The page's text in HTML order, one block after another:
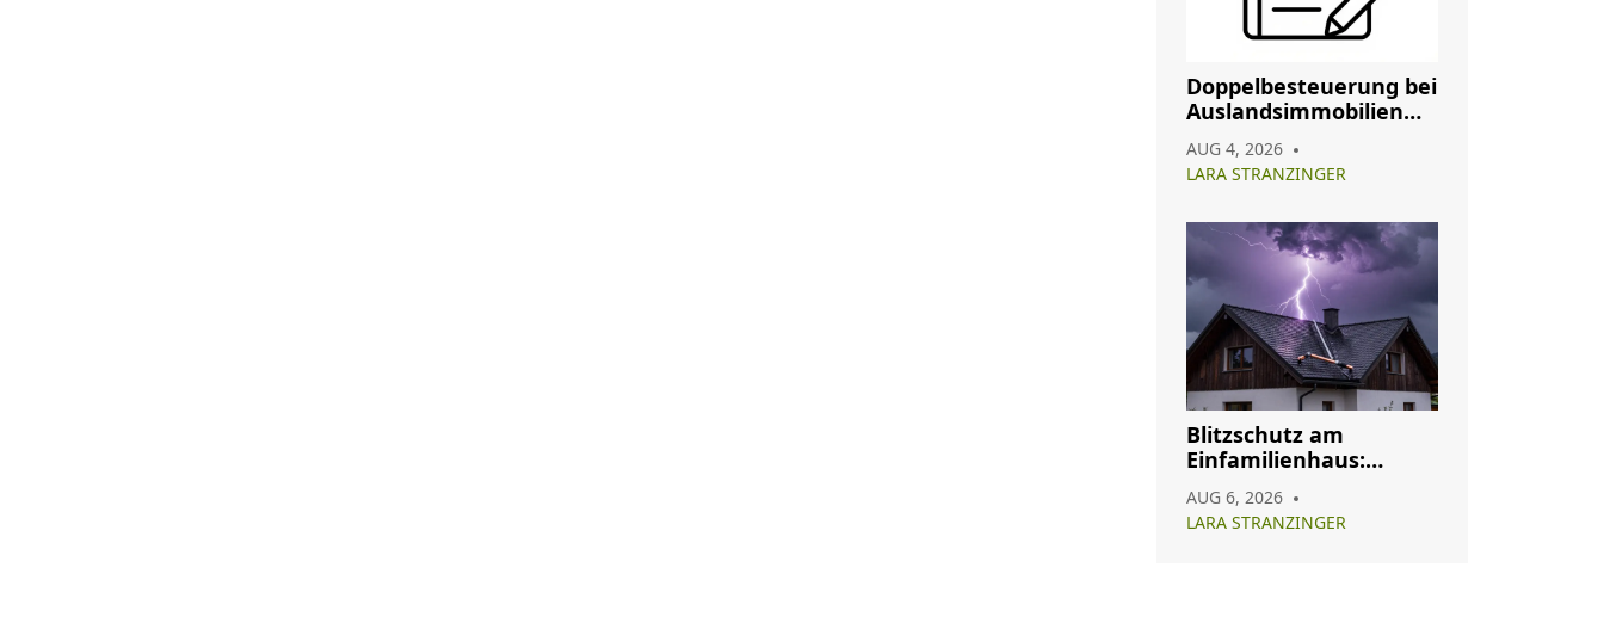
Doppelbesteuerung bei
Auslandsimmobilien
vermeiden: So nutzen
Sie Abkommen richtig
AUG 4, 2026
LARA STRANZINGER
Blitzschutz am
Einfamilienhaus:
Pflicht, Aufbau und
Wartung im Überblick
AUG 6, 2026
LARA STRANZINGER